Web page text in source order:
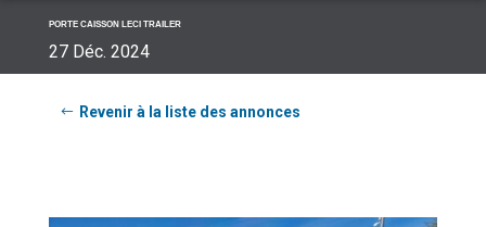
PORTE CAISSON LECI TRAILER
27 Déc. 2024
Revenir à la liste des annonces